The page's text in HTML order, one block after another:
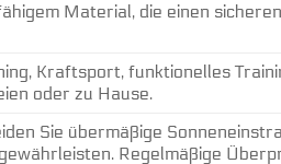
Material, die einen
Kraftsport, funktionelles
oder zu Hause.
Sie übermäßige
Regelmäßige